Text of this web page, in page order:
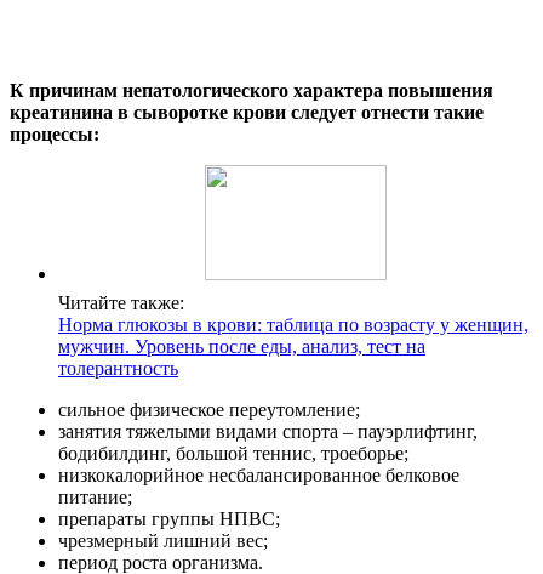
К причинам непатологического характера повышения
креатинина в сыворотке крови следует отнести такие
процессы:
Читайте также:
Норма глюкозы в крови: таблица по возрасту у женщин,
мужчин. Уровень после еды, анализ, тест на
толерантность
сильное физическое переутомление;
занятия тяжелыми видами спорта – пауэрлифтинг,
бодибилдинг, большой теннис, троеборье;
низкокалорийное несбалансированное белковое
питание;
препараты группы НПВС;
чрезмерный лишний вес;
период роста организма.